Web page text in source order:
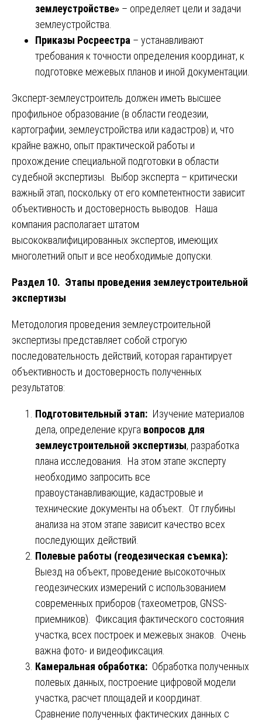
землеустройстве» – определяет цели и задачи
землеустройства.
Приказы Росреестра – устанавливают
требования к точности определения координат, к
подготовке межевых планов и иной документации.
Эксперт-землеустроитель должен иметь высшее
профильное образование (в области геодезии,
картографии, землеустройства или кадастров) и, что
крайне важно, опыт практической работы и
прохождение специальной подготовки в области
судебной экспертизы. Выбор эксперта – критически
важный этап, поскольку от его компетентности зависит
объективность и достоверность выводов. Наша
компания располагает штатом
высококвалифицированных экспертов, имеющих
многолетний опыт и все необходимые допуски.
Раздел 10. Этапы проведения землеустроительной
экспертизы
Методология проведения землеустроительной
экспертизы представляет собой строгую
последовательность действий, которая гарантирует
объективность и достоверность полученных
результатов:
Подготовительный этап: Изучение материалов
дела, определение круга вопросов для
землеустроительной экспертизы, разработка
плана исследования. На этом этапе эксперту
необходимо запросить все
правоустанавливающие, кадастровые и
технические документы на объект. От глубины
анализа на этом этапе зависит качество всех
последующих действий.
Полевые работы (геодезическая съемка):
Выезд на объект, проведение высокоточных
геодезических измерений с использованием
современных приборов (тахеометров, GNSS-
приемников). Фиксация фактического состояния
участка, всех построек и межевых знаков. Очень
важна фото- и видеофиксация.
Камеральная обработка: Обработка полученных
полевых данных, построение цифровой модели
участка, расчет площадей и координат.
Сравнение полученных фактических данных с